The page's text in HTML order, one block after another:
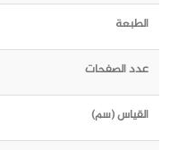
الطبعة
عدد الصفحات
القياس (سم)